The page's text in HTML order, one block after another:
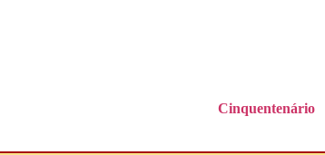
Cinquentenário